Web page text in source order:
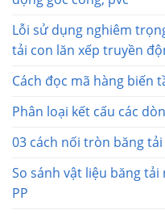
Lỗi sử dụng nghiêm
tải con lăn xếp truyền
Cách đọc mã hàng biến
Phân loại kết cấu các
03 cách nối tròn băng tải
So sánh vật liệu băng
PP